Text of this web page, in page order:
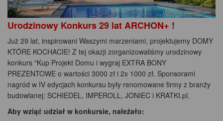
Urodzinowy Konkurs 29 lat ARCHON+ !
Już 29 lat, inspirowani Waszymi marzeniami, projektujemy DOMY
KTÓRE KOCHACIE! Z tej okazji zorganizowaliśmy urodzinowy
konkurs "Kup Projekt Domu i wygraj EXTRA BONY
PREZENTOWE o wartości 3000 zł i 2x 1000 zł. Sponsorami
nagród w IV edycjach konkursu były renomowane firmy z branży
budowlanej: SCHIEDEL, IMPEROLL, JONIEC i KRATKI.pl.
Aby wziąć udział w konkursie, należało: